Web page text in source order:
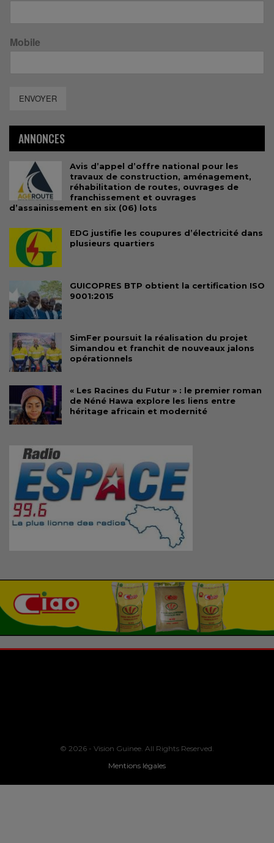
Mobile
ENVOYER
ANNONCES
Avis d’appel d’offre national pour les
travaux de construction, aménagement,
réhabilitation de routes, ouvrages de
franchissement et ouvrages
d’assainissement en six (06) lots
EDG justifie les coupures d’électricité dans
plusieurs quartiers
GUICOPRES BTP obtient la certification ISO
9001:2015
SimFer poursuit la réalisation du projet
Simandou et franchit de nouveaux jalons
opérationnels
« Les Racines du Futur » : le premier roman
de Néné Hawa explore les liens entre
héritage africain et modernité
© 2026 - Vision Guinee. All Rights Reserved.
Mentions légales